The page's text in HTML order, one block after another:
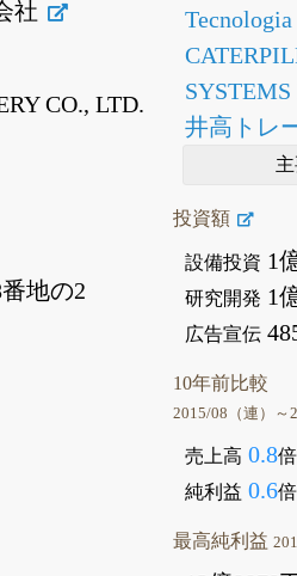
社
CO., LTD.
地の2
井高トレ
投資額
設備投資 1
研究開発 1
広告宣伝
10年前比較
2015/08（連）～
売上高 0.8倍
純利益 0.6倍
最高純利益